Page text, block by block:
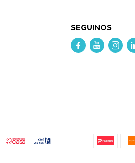
SEGUINOS
  